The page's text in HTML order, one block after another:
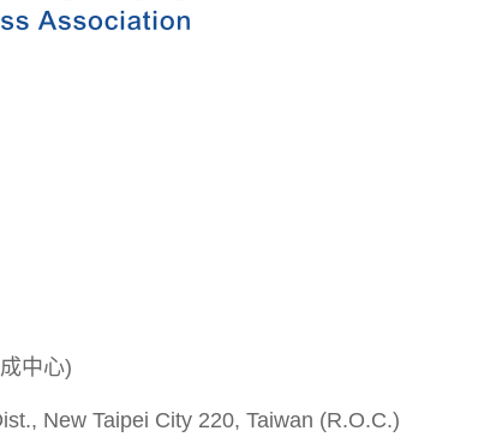
中心)
New Taipei City 220, Taiwan (R.O.C.)